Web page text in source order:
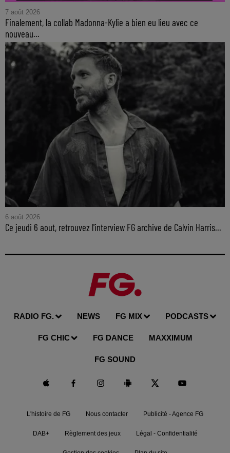
7 août 2026
Finalement, la collab Madonna-Kylie a bien eu lieu avec ce
nouveau...
6 août 2026
Ce jeudi 6 aout, retrouvez l'interview FG archive de Calvin Harris...
RADIO FG. NEWS FG MIX PODCASTS
FG CHIC FG DANCE MAXXIMUM
FG SOUND
L'histoire de FG Nous contacter Publicité - Agence FG
DAB+ Règlement des jeux Légal - Confidentialité